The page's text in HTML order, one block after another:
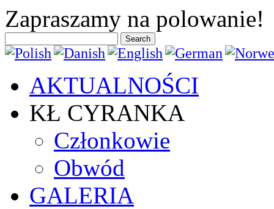
Zapraszamy na polowanie!
AKTUALNOŚCI
KŁ CYRANKA
Członkowie
Obwód
GALERIA